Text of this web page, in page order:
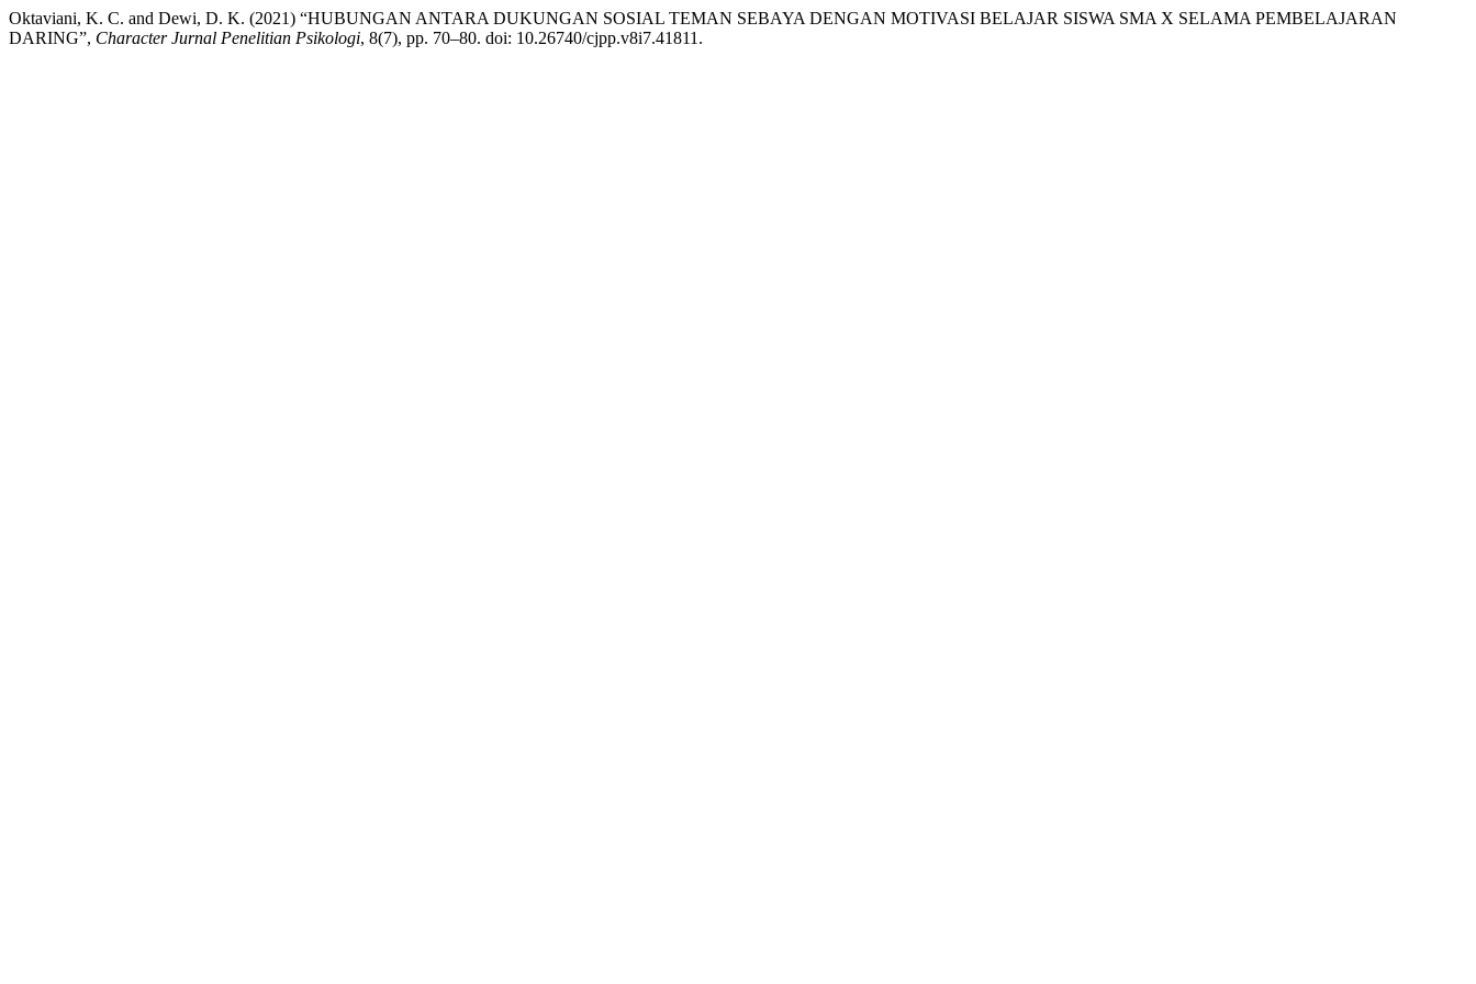
Oktaviani, K. C. and Dewi, D. K. (2021) “HUBUNGAN ANTARA DUKUNGAN SOSIAL TEMAN SEBAYA DENGAN MOTIVASI BELAJAR SISWA SMA X SELAMA PEMBELAJARAN
DARING”, Character Jurnal Penelitian Psikologi, 8(7), pp. 70–80. doi: 10.26740/cjpp.v8i7.41811.